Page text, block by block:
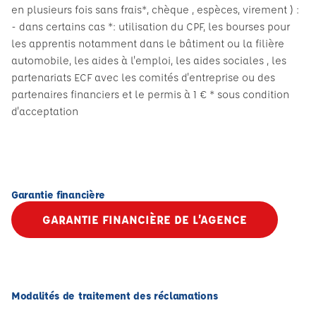
en plusieurs fois sans frais*, chèque , espèces, virement ) :
- dans certains cas *: utilisation du CPF, les bourses pour
les apprentis notamment dans le bâtiment ou la filière
automobile, les aides à l'emploi, les aides sociales , les
partenariats ECF avec les comités d'entreprise ou des
partenaires financiers et le permis à 1 € * sous condition
d'acceptation
Garantie financière
GARANTIE FINANCIÈRE DE L’AGENCE
Modalités de traitement des réclamations